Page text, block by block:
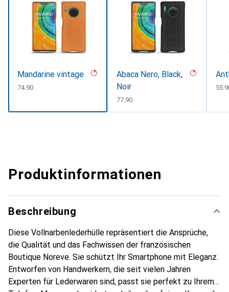
Mandarine vintage
CHF
74.90
Abaca Nero, Black,
Noir
CHF
77.90
CHF
Produktinformationen
Beschreibung
Diese Vollnarbenlederhülle repräsentiert die Ansprüche,
die Qualität und das Fachwissen der französischen
Boutique Noreve. Sie schützt Ihr Smartphone mit Eleganz.
Entworfen von Handwerkern, die seit vielen Jahren
Experten für Lederwaren sind, passt sie perfekt zu Ihrem